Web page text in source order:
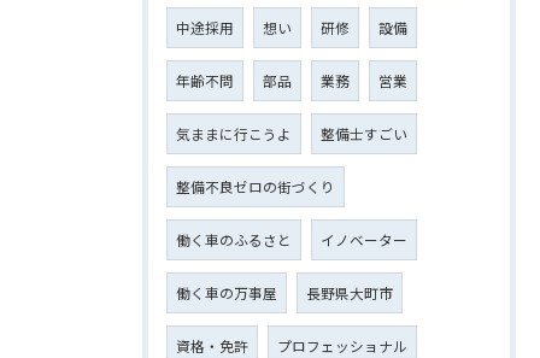
中途採用 想い 研修 設備
年齢不問 部品 業務 営業
気ままに行こうよ 整備士すごい
整備不良ゼロの街づくり
働く車のふるさと イノベーター
働く車の万事屋 長野県大町市
資格・免許 プロフェッショナル